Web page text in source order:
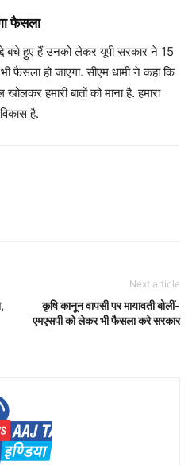
फैसला
बचे हुए हैं उनको लेकर यूपी सरकार ने 15
फैसला हो जाएगा. सीएम धामी ने कहा कि
खोलकर हमारी बातों को माना है. हमारा
है.
Next article
कृषि कानून वापसी पर मायावती बोलीं-
एमएसपी को लेकर भी फैसला करे सरकार